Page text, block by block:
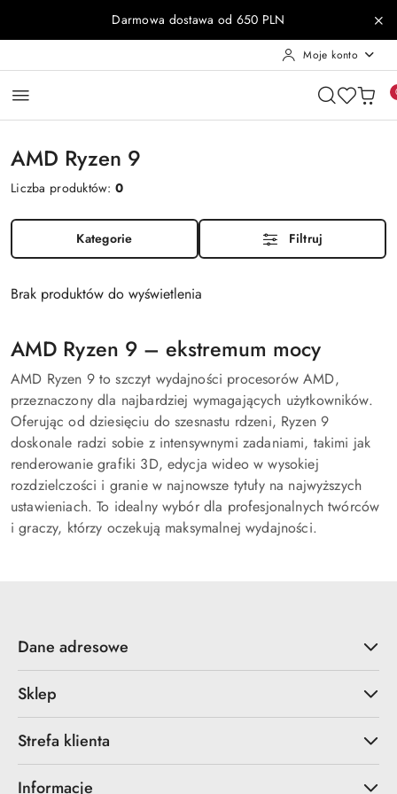
Przejdź do treści głównej
Przejdź do wyszukiwarki
Przejdź do moje konto
Przejdź do menu głównego
Przejdź do stopkiDarmowa dostawa od 650 PLN
Moje konto
AMD Ryzen 9
Liczba produktów:0
Kategorie Filtruj
Brak produktów do wyświetlenia
AMD Ryzen 9 – ekstremum mocy
AMD Ryzen 9 to szczyt wydajności procesorów AMD,
przeznaczony dla najbardziej wymagających użytkowników.
Oferując od dziesięciu do szesnastu rdzeni, Ryzen 9
doskonale radzi sobie z intensywnymi zadaniami, takimi jak
renderowanie grafiki 3D, edycja wideo w wysokiej
rozdzielczości i granie w najnowsze tytuły na najwyższych
ustawieniach. To idealny wybór dla profesjonalnych twórców
i graczy, którzy oczekują maksymalnej wydajności.
Dane adresowe
Sklep
Strefa klienta
Informacje